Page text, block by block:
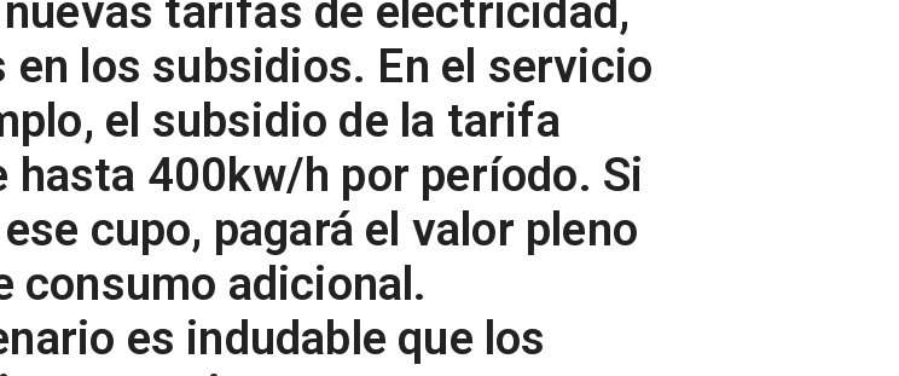
tarifas de electricidad,
los subsidios. En el servicio
el subsidio de la tarifa
hasta 400kw/h por período. Si
cupo, pagará el valor pleno
consumo adicional.
es indudable que los